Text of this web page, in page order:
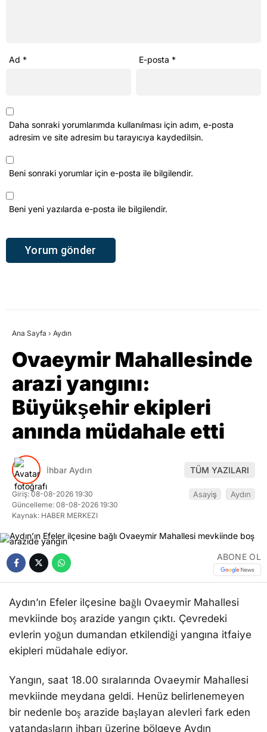
Ad * E-posta *
Daha sonraki yorumlarımda kullanılması için adım, e-posta
adresim ve site adresim bu tarayıcıya kaydedilsin.
Beni sonraki yorumlar için e-posta ile bilgilendir.
Beni yeni yazılarda e-posta ile bilgilendir.
Ana Sayfa › Aydın
Ovaeymir Mahallesinde
arazi yangını:
Büyükşehir ekipleri
anında müdahale etti
İhbar Aydın TÜM YAZILARI
Giriş: 08-08-2026 19:30
Güncelleme: 08-08-2026 19:30
Kaynak: HABER MERKEZI
Asayiş Aydın
ABONE OL
Aydın’ın Efeler ilçesine bağlı Ovaeymir Mahallesi
mevkiinde boş arazide yangın çıktı. Çevredeki
evlerin yoğun dumandan etkilendiği yangına itfaiye
ekipleri müdahale ediyor.
Yangın, saat 18.00 sıralarında Ovaeymir Mahallesi
mevkiinde meydana geldi. Henüz belirlenemeyen
bir nedenle boş arazide başlayan alevleri fark eden
vatandaşların ihbarı üzerine bölgeye Aydın